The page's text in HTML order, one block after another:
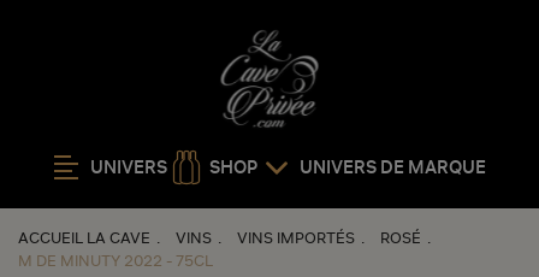
UNIVERS SHOP UNIVERS DE MARQUE
ACCUEIL LA CAVE VINS VINS IMPORTÉS
ROSÉ
M DE MINUTY 2022 - 75CL